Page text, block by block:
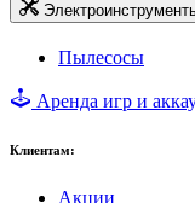
Пылесосы
Аренда игр и
Клиентам:
Акции